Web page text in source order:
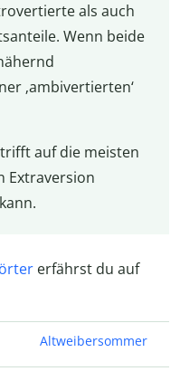
als auch
Wenn beide
‚ambivertierten‘
auf die meisten
Extraversion
erfährst du auf
Altweibersommer